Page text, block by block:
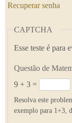
Recuperar senha
CAPTCHA
Esse teste é para
Questão de
9 + 3 =
Resolva este
exemplo para 1+3,